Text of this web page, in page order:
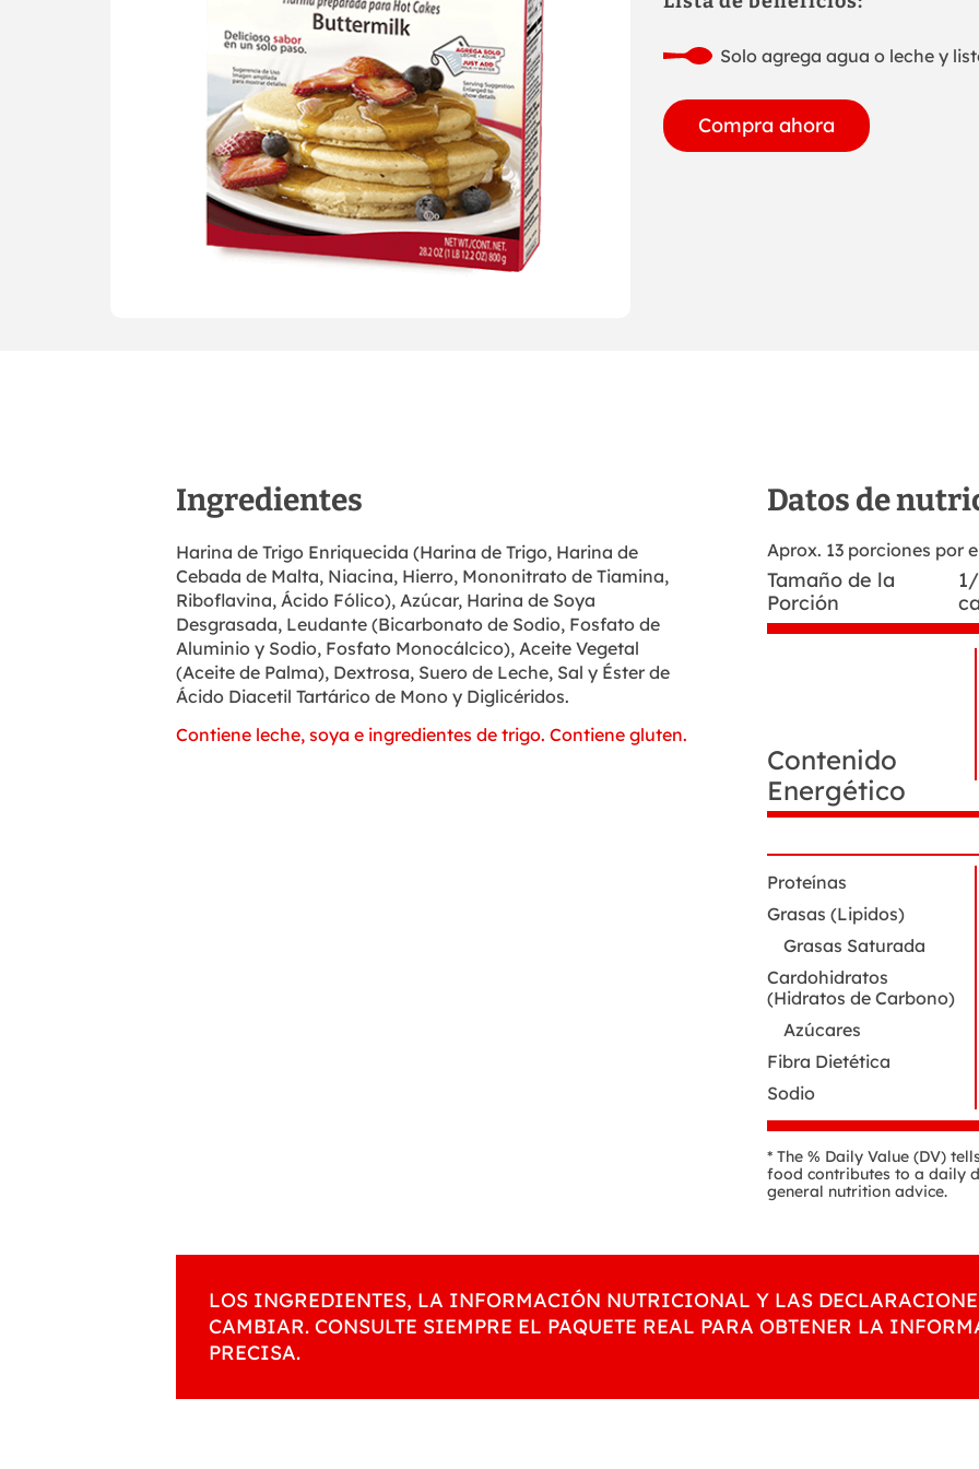
Solo agrega agua o leche y
Compra ahora
Ingredientes
Harina de Trigo Enriquecida (Harina de Trigo, Harina de
Cebada de Malta, Niacina, Hierro, Mononitrato de Tiamina,
Riboflavina, Ácido Fólico), Azúcar, Harina de Soya
Desgrasada, Leudante (Bicarbonato de Sodio, Fosfato de
Aluminio y Sodio, Fosfato Monocálcico), Aceite Vegetal
(Aceite de Palma), Dextrosa, Suero de Leche, Sal y Éster de
Ácido Diacetil Tartárico de Mono y Diglicéridos.
Contiene leche, soya e ingredientes de trigo. Contiene gluten.
Datos de
Aprox. 13 porciones por
Tamaño de la
Porción
Contenido
Energético
Proteínas
Grasas (Lipidos)
Grasas Saturada
Cardohidratos
(Hidratos de Carbono)
Azúcares
Fibra Dietética
Sodio
* The % Daily Value (DV)
food contributes to a daily
general nutrition advice.
LOS INGREDIENTES, LA INFORMACIÓN NUTRICIONAL Y LAS
CAMBIAR. CONSULTE SIEMPRE EL PAQUETE REAL PARA OBTENER LA
PRECISA.